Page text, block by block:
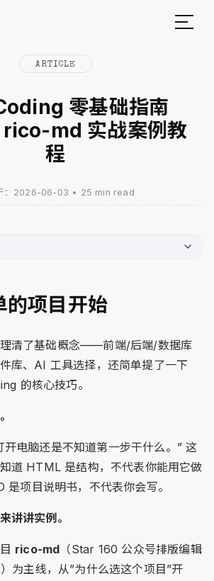
ARTICLE
零基础指南
rico-md 实战案例教
程
：2026-06-03 • 25 min read
的项目开始
清了基础概念——前端/后端/数据库
库、AI 工具选择，还简单提了一下
的核心技巧。
开电脑还是不知道第一步干什么。” 这
道 HTML 是结构，不代表你能用它做
是项目说明书，不代表你会写。
讲讲实例。
rico-md （Star 160 公众号排版编辑
）为主线，从”为什么选这个项目”开